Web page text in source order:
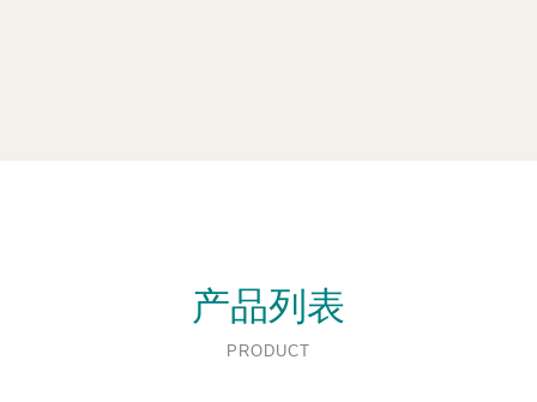
产品列表
PRODUCT